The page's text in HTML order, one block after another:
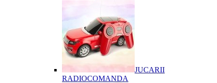
JUCARII
RADIOCOMANDA